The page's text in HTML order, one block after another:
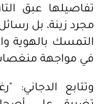
تفاصيلها عبق
مجرد زينة، بل
التمسك بالهوية
في مواجهة منغصات
وتتابع الدجاني: